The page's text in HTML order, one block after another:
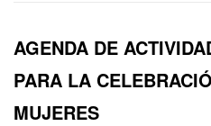
AGENDA DE
PARA LA
MUJERES